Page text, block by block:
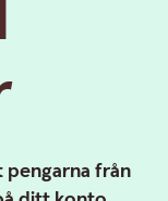
pengarna från